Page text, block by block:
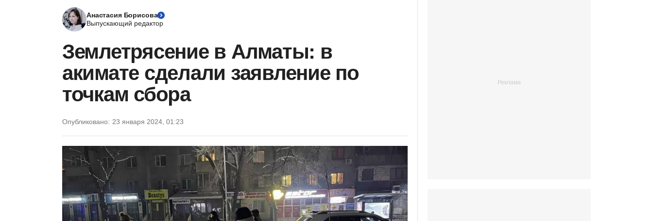
Анастасия Борисова
Выпускающий редактор
Землетрясение в Алматы: в
акимате сделали заявление по
точкам сбора
Опубликовано: 23 января 2024, 01:23